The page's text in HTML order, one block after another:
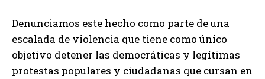
Denunciamos este hecho como parte de una
escalada de violencia que tiene como único
objetivo detener las democráticas y legítimas
protestas populares y ciudadanas que cursan en